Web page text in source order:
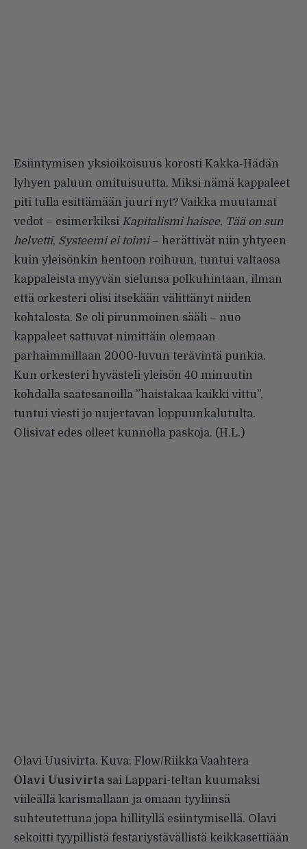
Esiintymisen yksioikoisuus korosti Kakka-Hädän
lyhyen paluun omituisuutta. Miksi nämä kappaleet
piti tulla esittämään juuri nyt? Vaikka muutamat
vedot – esimerkiksi Kapitalismi haisee, Tää on sun
helvetti, Systeemi ei toimi– herättivät niin yhtyeen
kuin yleisönkin hentoon roihuun, tuntui valtaosa
kappaleista myyvän sielunsa polkuhintaan, ilman
että orkesteri olisi itsekään välittänyt niiden
kohtalosta. Se oli pirunmoinen sääli – nuo
kappaleet sattuvat nimittäin olemaan
parhaimmillaan 2000-luvun terävintä punkia.
Kun orkesteri hyvästeli yleisön 40 minuutin
kohdalla saatesanoilla ”haistakaa kaikki vittu”,
tuntui viesti jo nujertavan loppuunkalutulta.
Olisivat edes olleet kunnolla paskoja. (H.L.)
Olavi Uusivirta. Kuva: Flow/Riikka Vaahtera
Olavi Uusivirtasai Lappari-teltan kuumaksi
viileällä karismallaan ja omaan tyyliinsä
suhteutettuna jopa hillityllä esiintymisellä. Olavi
sekoitti tyypillistä festariystävällistä keikkasettiään